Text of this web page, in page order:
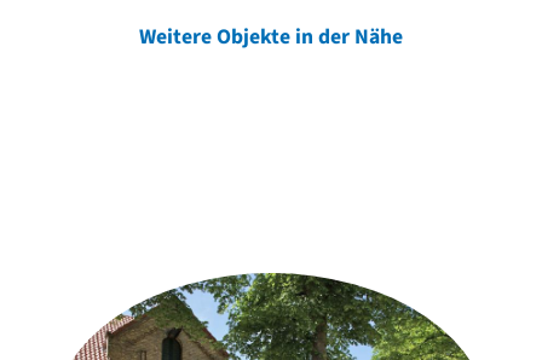
Weitere Objekte in der Nähe